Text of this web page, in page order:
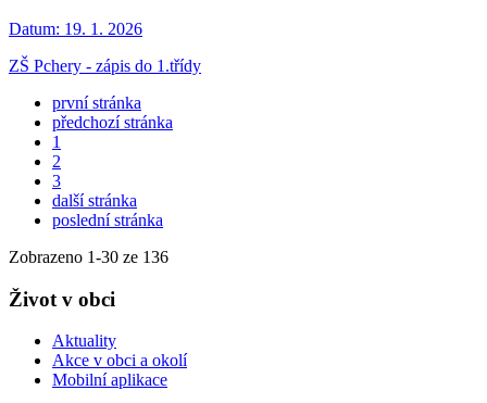
Datum: 19. 1. 2026
ZŠ Pchery - zápis do 1.třídy
první stránka
předchozí stránka
1
2
3
další stránka
poslední stránka
Zobrazeno 1-30 ze 136
Život v obci
Aktuality
Akce v obci a okolí
Mobilní aplikace